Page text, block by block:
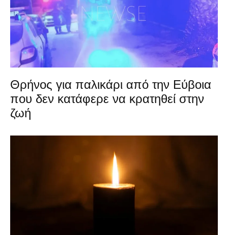
Θρήνος για παλικάρι από την Εύβοια
που δεν κατάφερε να κρατηθεί στην
ζωή